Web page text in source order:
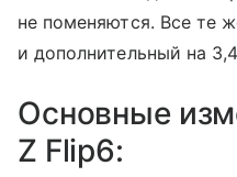
не поменяются. Все те
и дополнительный на
Основные
Z Flip6: